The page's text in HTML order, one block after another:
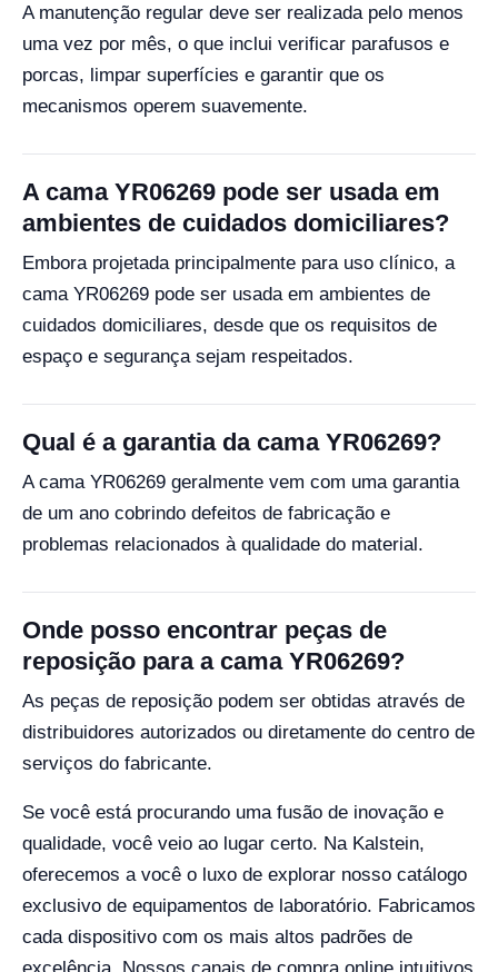
A manutenção regular deve ser realizada pelo menos
uma vez por mês, o que inclui verificar parafusos e
porcas, limpar superfícies e garantir que os
mecanismos operem suavemente.
A cama YR06269 pode ser usada em
ambientes de cuidados domiciliares?
Embora projetada principalmente para uso clínico, a
cama YR06269 pode ser usada em ambientes de
cuidados domiciliares, desde que os requisitos de
espaço e segurança sejam respeitados.
Qual é a garantia da cama YR06269?
A cama YR06269 geralmente vem com uma garantia
de um ano cobrindo defeitos de fabricação e
problemas relacionados à qualidade do material.
Onde posso encontrar peças de
reposição para a cama YR06269?
As peças de reposição podem ser obtidas através de
distribuidores autorizados ou diretamente do centro de
serviços do fabricante.
Se você está procurando uma fusão de inovação e
qualidade, você veio ao lugar certo. Na Kalstein,
oferecemos a você o luxo de explorar nosso catálogo
exclusivo de equipamentos de laboratório. Fabricamos
cada dispositivo com os mais altos padrões de
excelência. Nossos canais de compra online intuitivos